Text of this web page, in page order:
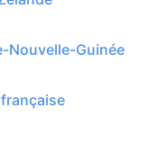
Guinée